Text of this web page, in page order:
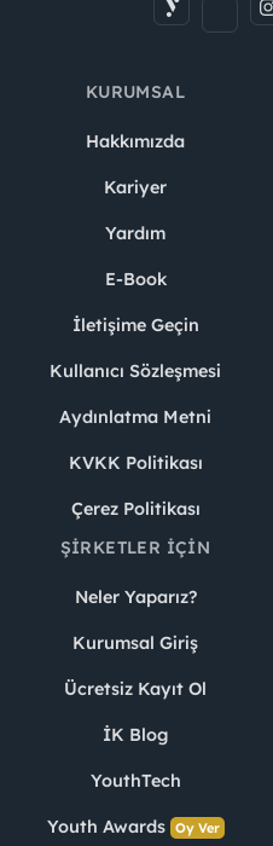
KURUMSAL
Hakkımızda
Kariyer
Yardım
E-Book
İletişime Geçin
Kullanıcı Sözleşmesi
Aydınlatma Metni
KVKK Politikası
Çerez Politikası
ŞIRKETLER İÇIN
Neler Yaparız?
Kurumsal Giriş
Ücretsiz Kayıt Ol
İK Blog
YouthTech
Youth Awards Oy Ver